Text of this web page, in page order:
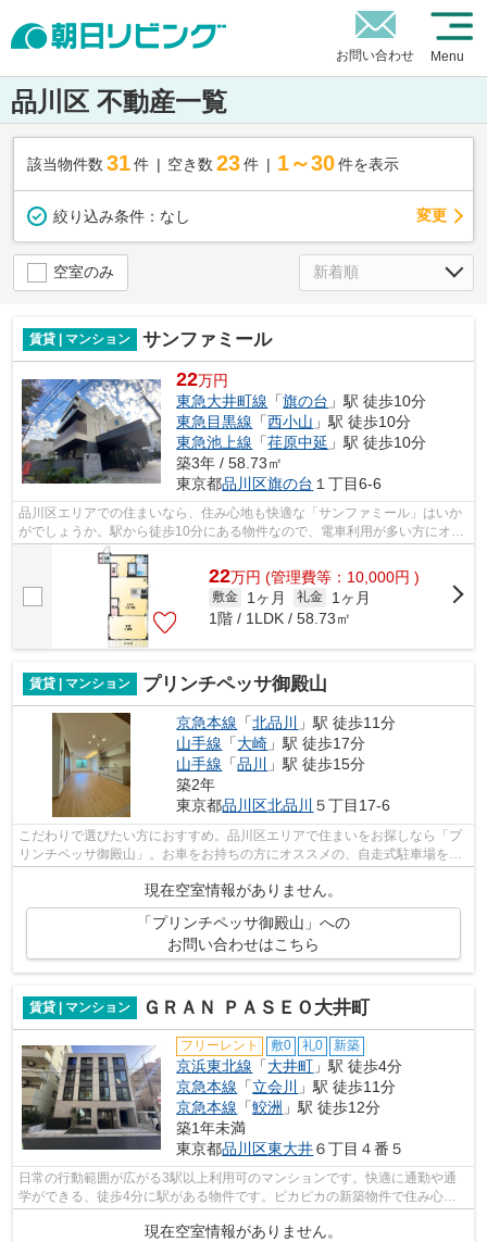
お問い合わせ Menu
品川区 不動産一覧
該当物件数 31件 空き数 23 件 1～30 件を表示
絞り込み条件： なし 変更
空室のみ
賃貸 | マンション サンファミール
22万円
東急大井町線 「旗の台 」駅 徒歩10分
東急目黒線 「西小山 」駅 徒歩10分
東急池上線 「荏原中延 」駅 徒歩10分
築3年 / 58.73㎡
東京都品川区旗の台 １丁目6-6
品川区エリアでの住まいなら、住み心地も快適な「サンファミール」はいか
がでしょうか。駅から徒歩10分にある物件なので、電車利用が多い方にオス
スメです。造りとデザインに関して、...
22万円 (管理費等：10,000円 )
敷金 1ヶ月 礼金
1ヶ月
1階 / 1LDK / 58.73㎡
賃貸 | マンション プリンチペッサ御殿山
京急本線 「北品川
」駅 徒歩11分
山手線 「大崎 」駅 徒歩17分
山手線 「品川
」駅 徒歩15分
築2年
東京都品川区北品川 ５丁目17-6
こだわりで選びたい方におすすめ。品川区エリアで住まいをお探しなら「プ
リンチペッサ御殿山」。お車をお持ちの方にオススメの、自走式駐車場を利
現在空室情報がありません。
「プリンチペッサ御殿山」への
お問い合わせはこちら
賃貸 | マンション ＧＲＡＮ ＰＡＳＥＯ大井町
フリーレント 敷0 礼0 新築
京浜東北線 「大井町 」駅 徒歩4分
京急本線 「立会川 」駅 徒歩11分
京急本線 「鮫洲 」駅 徒歩12分
築1年未満
東京都品川区東大井６丁目４番５
日常の行動範囲が広がる3駅以上利用可のマンションです。快適に通勤や通
学ができる、徒歩4分に駅がある物件です。ピカピカの新築物件で住み心地
も良い物件です。デザイナーズマンショ...
現在空室情報がありません。